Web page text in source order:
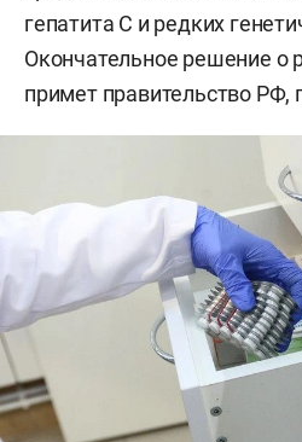
гепатита С и редких
Окончательное решение о
примет правительство РФ,